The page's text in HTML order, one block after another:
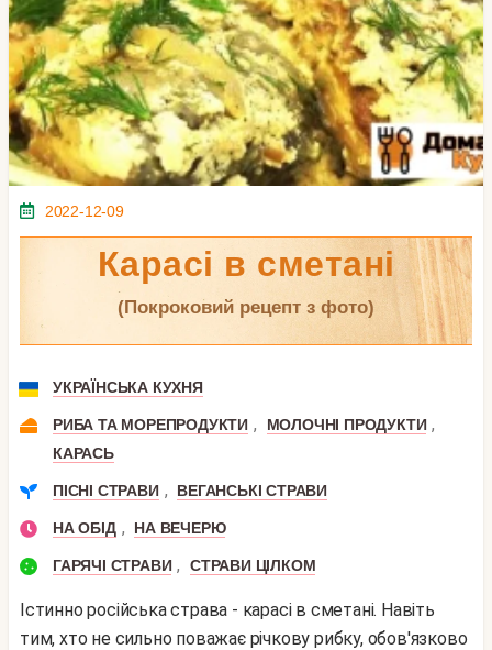
2022-12-09
Карасі в сметані
(покроковий рецепт з фото)
УКРАЇНСЬКА КУХНЯ
РИБА ТА МОРЕПРОДУКТИ , МОЛОЧНІ ПРОДУКТИ ,
КАРАСЬ
ПІСНІ СТРАВИ , ВЕГАНСЬКІ СТРАВИ
НА ОБІД , НА ВЕЧЕРЮ
ГАРЯЧІ СТРАВИ , СТРАВИ ЦІЛКОМ
Істинно російська страва - карасі в сметані. Навіть
тим, хто не сильно поважає річкову рибку, обов'язково